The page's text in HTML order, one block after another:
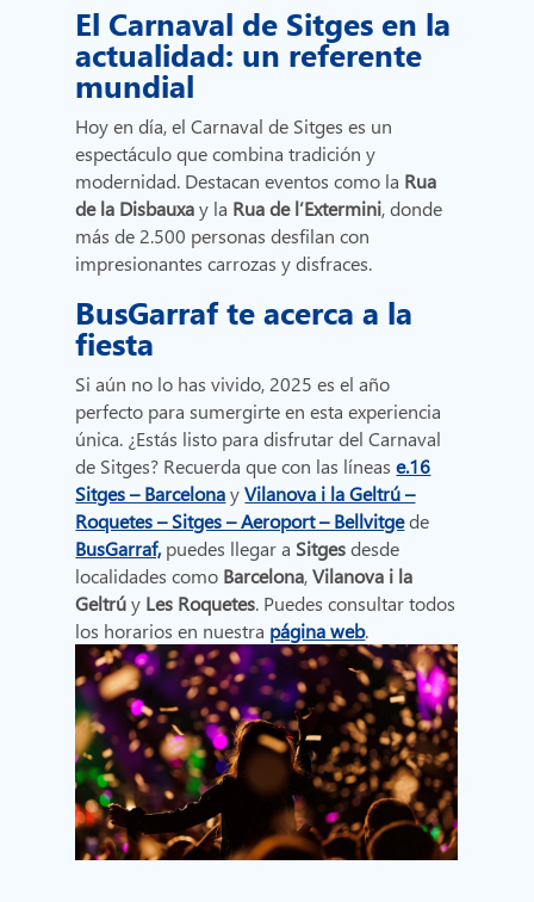
El Carnaval de Sitges en la
actualidad: un referente
mundial
Hoy en día, el Carnaval de Sitges es un
espectáculo que combina tradición y
modernidad. Destacan eventos como la Rua
de la Disbauxay la Rua de l’Extermini, donde
más de 2.500 personas desfilan con
impresionantes carrozas y disfraces.
BusGarraf te acerca a la
fiesta
Si aún no lo has vivido, 2025 es el año
perfecto para sumergirte en esta experiencia
única. ¿Estás listo para disfrutar del Carnaval
de Sitges? Recuerda que con las líneas e.16
Sitges – Barcelona yVilanova i la Geltrú –
Roquetes – Sitges – Aeroport – Bellvitgede
BusGarraf, puedes llegar a Sitgesdesde
localidades como Barcelona,Vilanova i la
Geltrúy Les Roquetes. Puedes consultar todos
los horarios en nuestra página web.